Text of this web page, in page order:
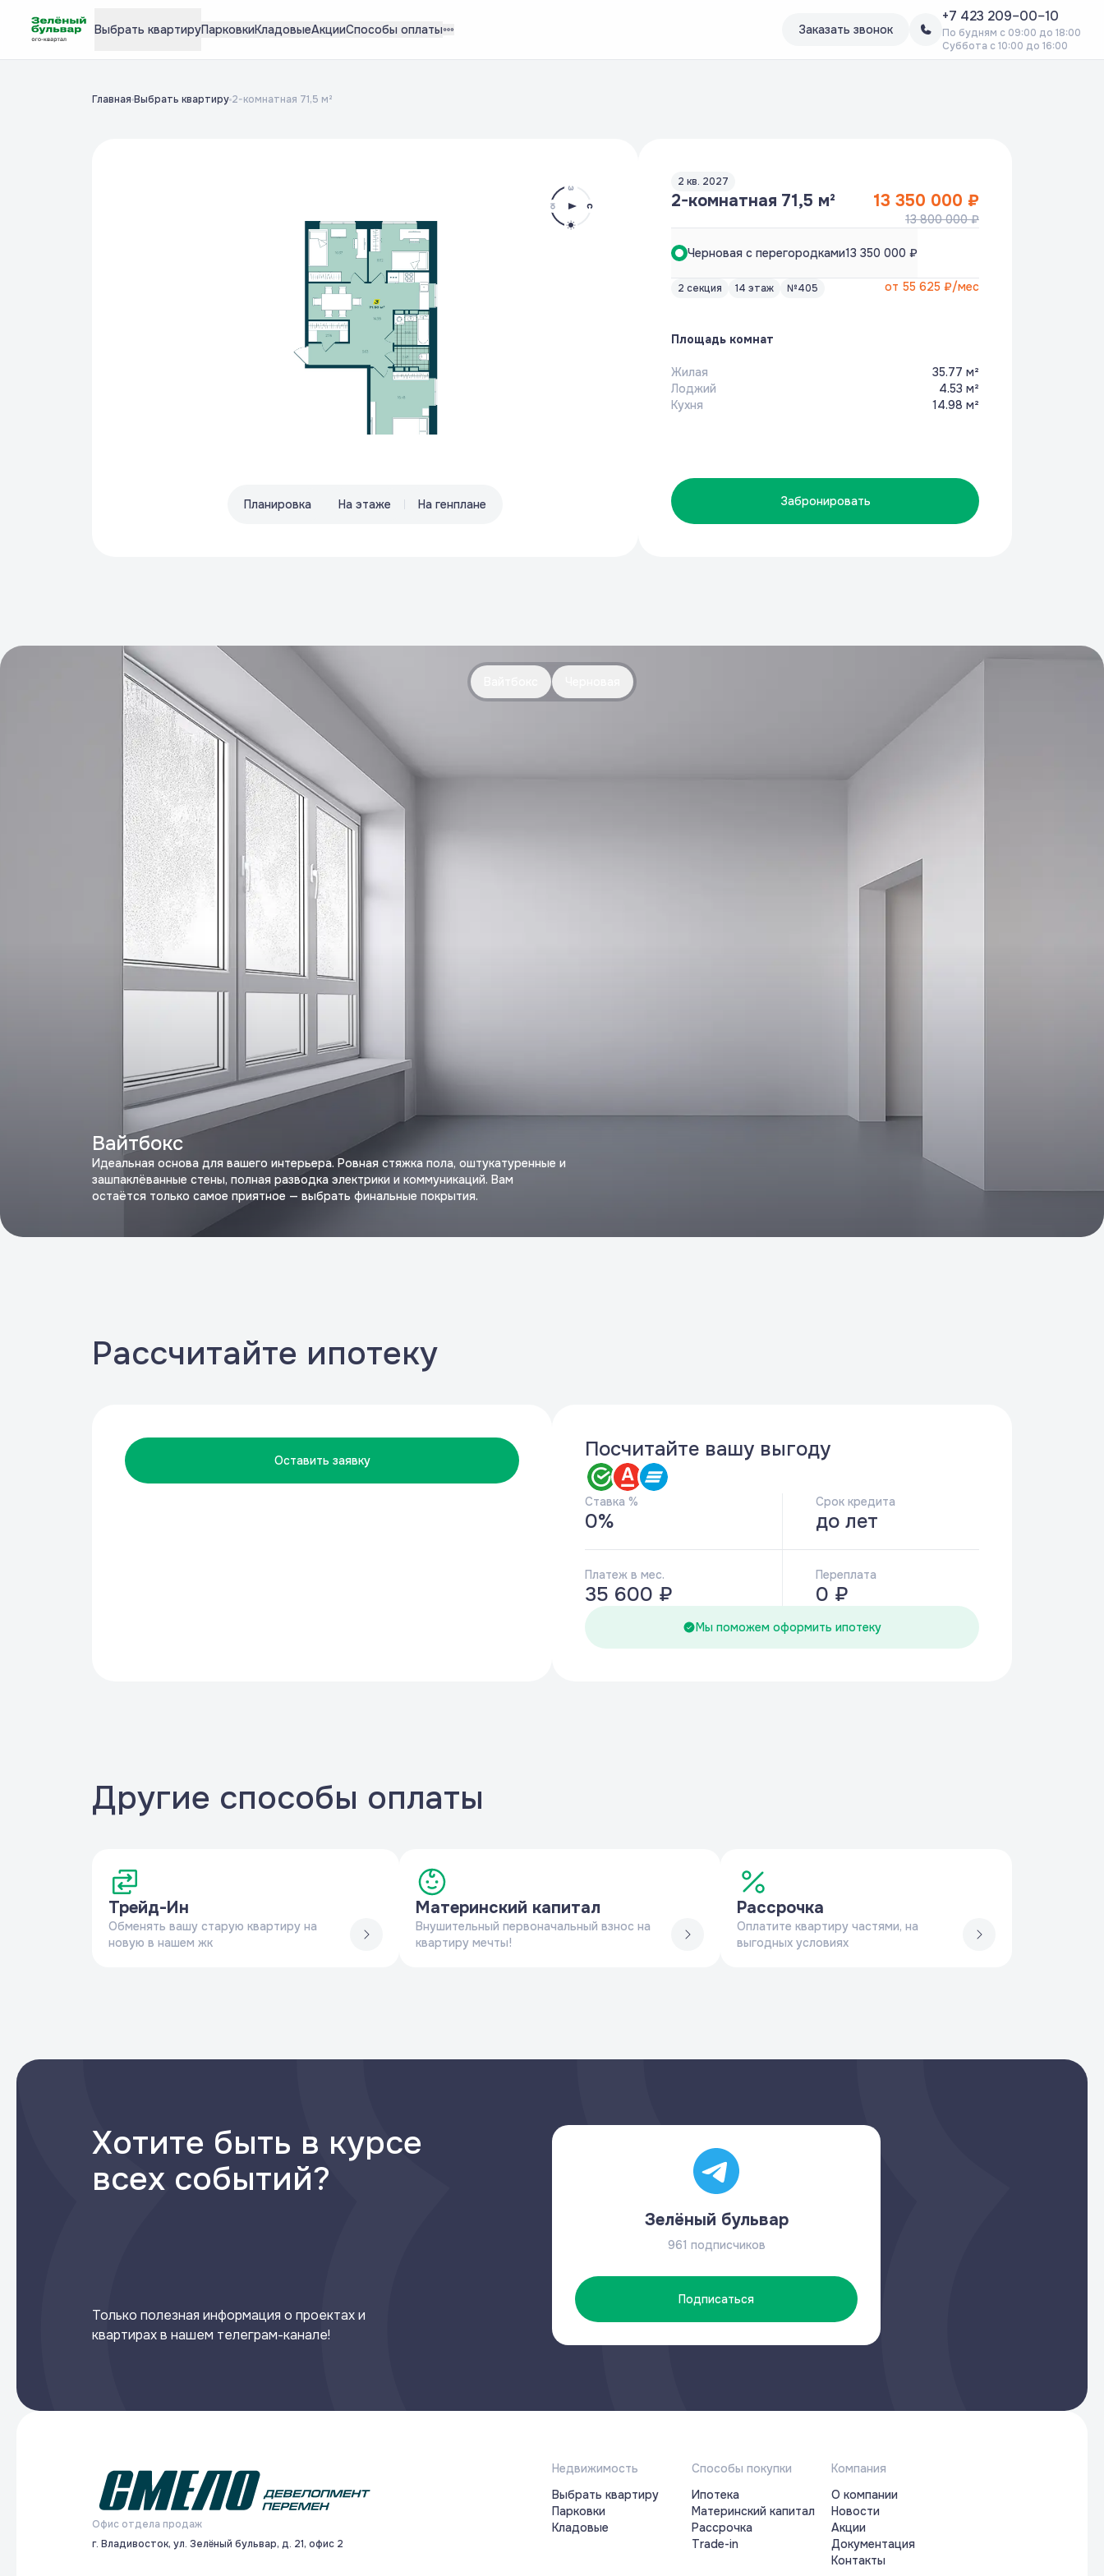
Выбрать квартируПарковкиКладовыеАкцииСпособы оплаты Заказать звонок
+7 423 209–00–10
По будням с 09:00 до 18:00
Суббота с 10:00 до 16:00
Главная Выбрать квартиру 2-комнатная 71,5 м²
Планировка На этаже На генплане
2 кв. 2027
2-комнатная 71,5 м² 13 350 000 ₽
13 800 000 ₽
Черновая с перегородками13 350 000 ₽
2 секция 14 этаж №405 от 55 625 ₽/мес
Площадь комнат
Жилая
35.77 м²
Лоджий
4.53 м²
Кухня
14.98 м²
Забронировать
Вайтбокс
Идеальная основа для вашего интерьера. Ровная стяжка пола, оштукатуренные и
зашпаклёванные стены, полная разводка электрики и коммуникаций. Вам
остаётся только самое приятное — выбрать финальные покрытия.
Рассчитайте ипотеку
Оставить заявку Посчитайте вашу выгоду
Ставка %
0%
Срок кредита
до лет
Платеж в мес.
35 600 ₽
Переплата
0 ₽
Мы поможем оформить ипотеку
Другие способы оплаты
Трейд-Ин
Обменять вашу старую квартиру на
новую в нашем жк
Материнский капитал
Внушительный первоначальный взнос на
квартиру мечты!
Рассрочка
Оплатите квартиру частями, на
выгодных условиях
Хотите быть в курсе
всех событий?
Только полезная информация о проектах и
квартирах в нашем телеграм-канале!
Зелёный бульвар
961 подписчиков
Подписаться
Офис отдела продаж
г. Владивосток, ул. Зелёный бульвар, д. 21, офис 2
Недвижимость
Выбрать квартиру
Парковки
Кладовые
Способы покупки
Ипотека
Материнский капитал
Рассрочка
Trade-in
Компания
О компании
Новости
Акции
Документация
Контакты